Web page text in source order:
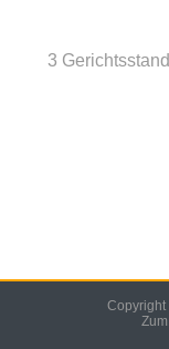
3
Copyright